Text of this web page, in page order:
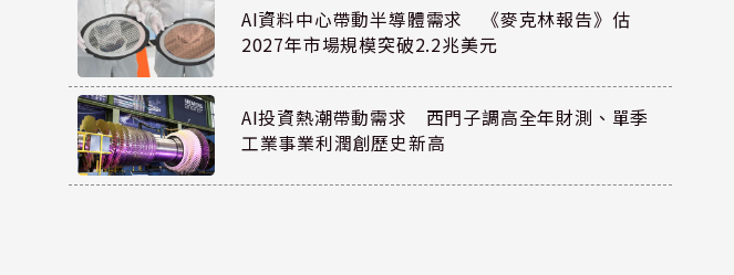
AI資料中心帶動半導體需求 《麥克林報告》估
2027年市場規模突破2.2兆美元
AI投資熱潮帶動需求 西門子調高全年財測、單季
工業事業利潤創歷史新高